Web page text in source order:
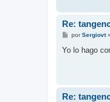
Re:
M
n
porSergiovt»
Yo lo hago
Re: